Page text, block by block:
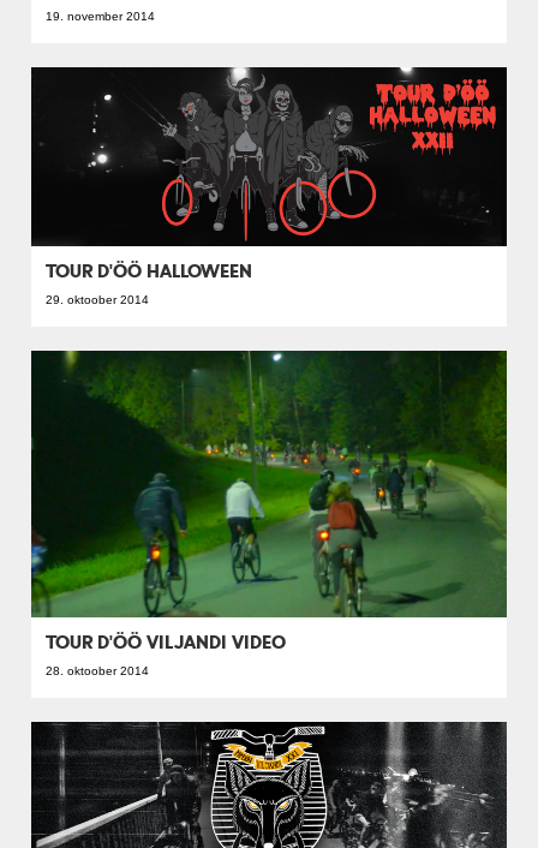
19. november 2014
TOUR D'ÖÖ HALLOWEEN
29. oktoober 2014
TOUR D'ÖÖ VILJANDI VIDEO
28. oktoober 2014